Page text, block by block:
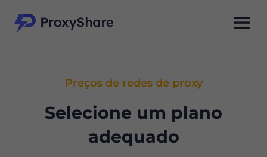
Preços de redes de proxy
Selecione um plano
adequado